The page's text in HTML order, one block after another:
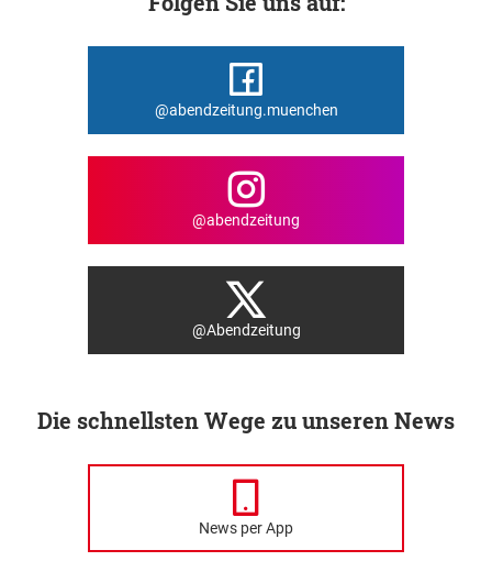
@abendzeitung.muenchen
@abendzeitung
@Abendzeitung
Die schnellsten Wege zu unseren News
News per App